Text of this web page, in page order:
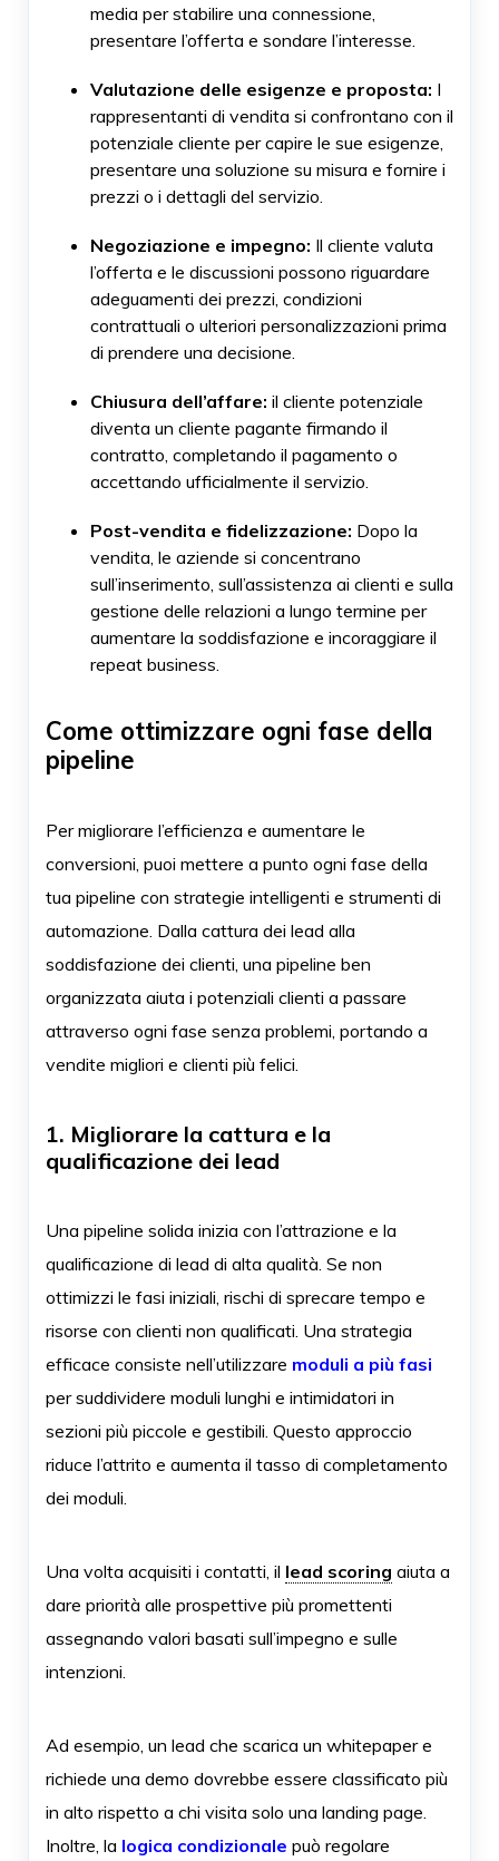
media per stabilire una connessione,
presentare l’offerta e sondare l’interesse.
Valutazione delle esigenze e proposta: I
rappresentanti di vendita si confrontano con il
potenziale cliente per capire le sue esigenze,
presentare una soluzione su misura e fornire i
prezzi o i dettagli del servizio.
Negoziazione e impegno: Il cliente valuta
l’offerta e le discussioni possono riguardare
adeguamenti dei prezzi, condizioni
contrattuali o ulteriori personalizzazioni prima
di prendere una decisione.
Chiusura dell’affare: il cliente potenziale
diventa un cliente pagante firmando il
contratto, completando il pagamento o
accettando ufficialmente il servizio.
Post-vendita e fidelizzazione: Dopo la
vendita, le aziende si concentrano
sull’inserimento, sull’assistenza ai clienti e sulla
gestione delle relazioni a lungo termine per
aumentare la soddisfazione e incoraggiare il
repeat business.
Come ottimizzare ogni fase della
pipeline
Per migliorare l’efficienza e aumentare le
conversioni, puoi mettere a punto ogni fase della
tua pipeline con strategie intelligenti e strumenti di
automazione. Dalla cattura dei lead alla
soddisfazione dei clienti, una pipeline ben
organizzata aiuta i potenziali clienti a passare
attraverso ogni fase senza problemi, portando a
vendite migliori e clienti più felici.
1. Migliorare la cattura e la
qualificazione dei lead
Una pipeline solida inizia con l’attrazione e la
qualificazione di lead di alta qualità. Se non
ottimizzi le fasi iniziali, rischi di sprecare tempo e
risorse con clienti non qualificati. Una strategia
efficace consiste nell’utilizzare moduli a più fasi
per suddividere moduli lunghi e intimidatori in
sezioni più piccole e gestibili. Questo approccio
riduce l’attrito e aumenta il tasso di completamento
dei moduli.
Una volta acquisiti i contatti, il lead scoring aiuta a
dare priorità alle prospettive più promettenti
assegnando valori basati sull’impegno e sulle
intenzioni.
Ad esempio, un lead che scarica un whitepaper e
richiede una demo dovrebbe essere classificato più
in alto rispetto a chi visita solo una landing page.
Inoltre, la logica condizionale può regolare